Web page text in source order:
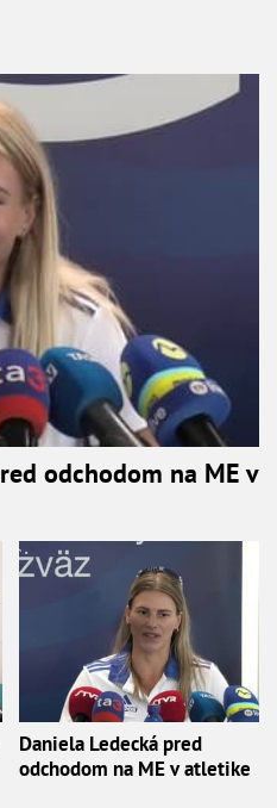
odchodom na ME v
Daniela Ledecká pred
odchodom na ME v atletike